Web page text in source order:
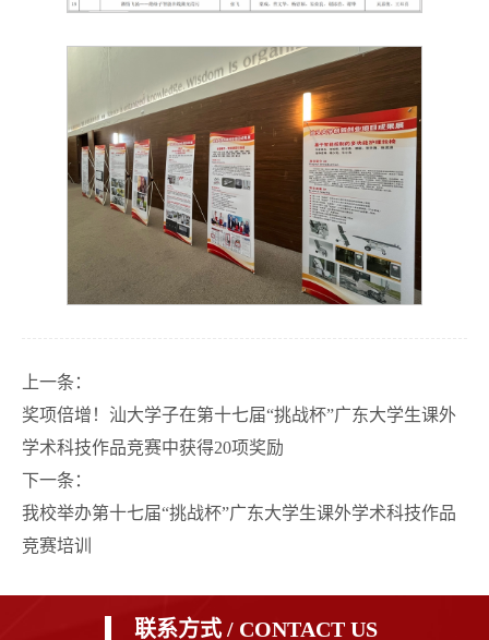
上一条：
奖项倍增！汕大学子在第十七届“挑战杯”广东大学生课外
学术科技作品竞赛中获得20项奖励
下一条：
我校举办第十七届“挑战杯”广东大学生课外学术科技作品
竞赛培训
联系方式 / CONTACT US